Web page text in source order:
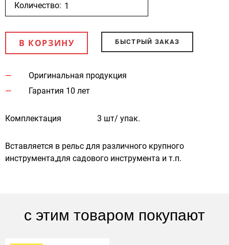
Количество:
В КОРЗИНУ БЫСТРЫЙ ЗАКАЗ
Оригинальная продукция
Гарантия 10 лет
Комплектация 3 шт/ упак.
Вставляется в рельс для различного крупного
инструмента,для садового инструмента и т.п.
с этим товаром покупают